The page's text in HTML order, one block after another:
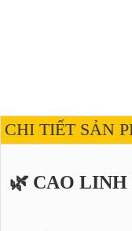
CHI TIẾT SẢN
🌿 CAO